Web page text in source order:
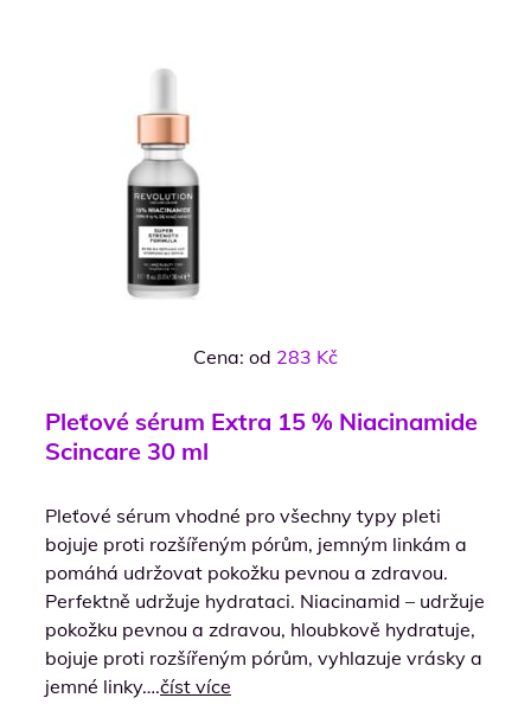
Cena: od 283 Kč
Pleťové sérum Extra 15 % Niacinamide
Scincare 30 ml
Pleťové sérum vhodné pro všechny typy pleti
bojuje proti rozšířeným pórům, jemným linkám a
pomáhá udržovat pokožku pevnou a zdravou.
Perfektně udržuje hydrataci. Niacinamid – udržuje
pokožku pevnou a zdravou, hloubkově hydratuje,
bojuje proti rozšířeným pórům, vyhlazuje vrásky a
jemné linky….číst více